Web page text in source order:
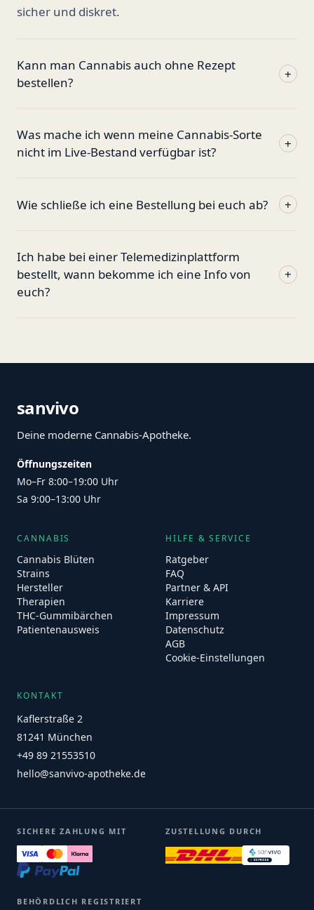
sicher und diskret.
Kann man Cannabis auch ohne Rezept
bestellen?
+
Was mache ich wenn meine Cannabis-Sorte
nicht im Live-Bestand verfügbar ist?
+
Wie schließe ich eine Bestellung bei euch ab? +
Ich habe bei einer Telemedizinplattform
bestellt, wann bekomme ich eine Info von
euch?
+
sanvivo
Deine moderne Cannabis-Apotheke.
Öffnungszeiten
Mo–Fr 8:00–19:00 Uhr
Sa 9:00–13:00 Uhr
CANNABIS
Cannabis Blüten
Strains
Hersteller
Therapien
THC-Gummibärchen
Patientenausweis
HILFE & SERVICE
Ratgeber
FAQ
Partner & API
Karriere
Impressum
Datenschutz
AGB
Cookie-Einstellungen
KONTAKT
Kaflerstraße 2
81241 München
+49 89 21553510
hello@sanvivo-apotheke.de
SICHERE ZAHLUNG MIT ZUSTELLUNG DURCH
BEHÖRDLICH REGISTRIERT